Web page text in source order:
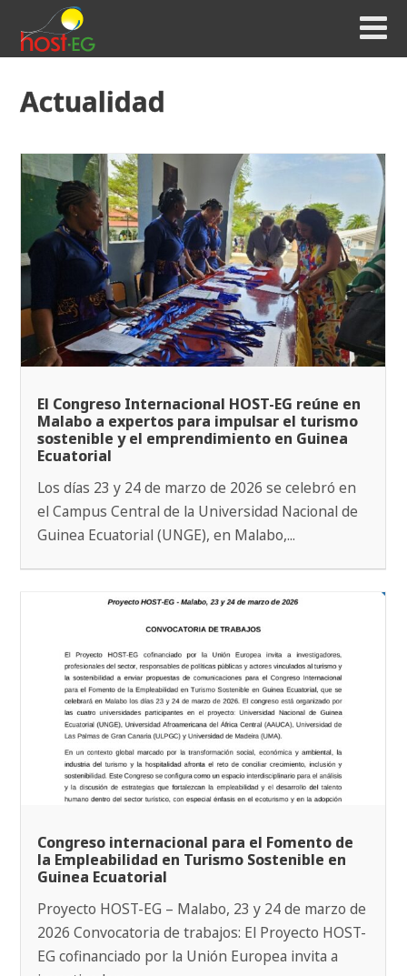
Actualidad
El Congreso Internacional HOST-EG reúne en
Malabo a expertos para impulsar el turismo
sostenible y el emprendimiento en Guinea
Ecuatorial
Los días 23 y 24 de marzo de 2026 se celebró en
el Campus Central de la Universidad Nacional de
Guinea Ecuatorial (UNGE), en Malabo,...
Congreso internacional para el Fomento de
la Empleabilidad en Turismo Sostenible en
Guinea Ecuatorial
Proyecto HOST-EG – Malabo, 23 y 24 de marzo de
2026 Convocatoria de trabajos: El Proyecto HOST-
EG cofinanciado por la Unión Europea invita a